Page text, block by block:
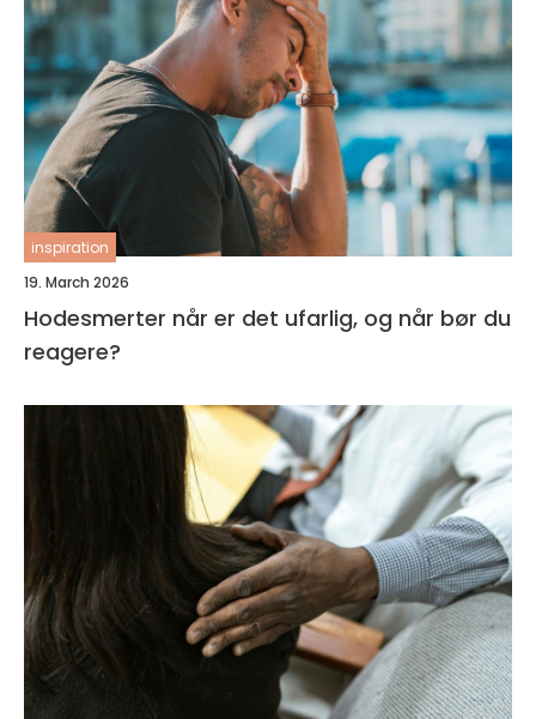
inspiration
19. March 2026
Hodesmerter når er det ufarlig, og når bør du
reagere?